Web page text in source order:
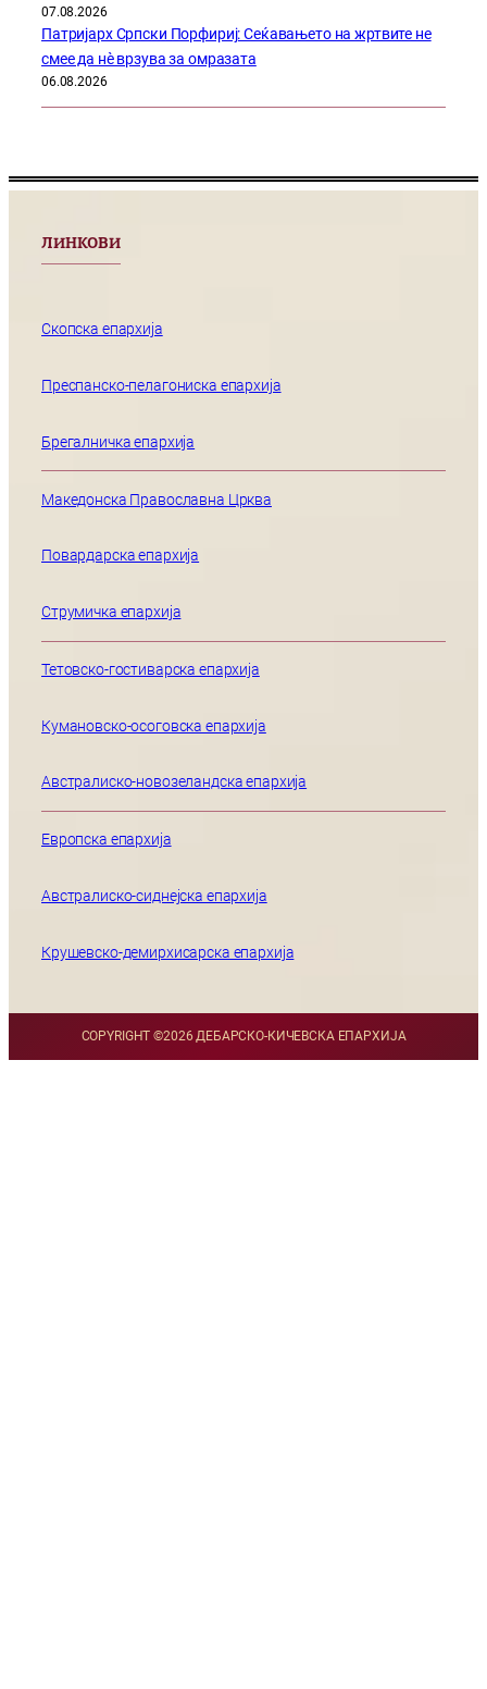
07.08.2026
Патријарх Српски Порфириј: Сеќавањето на жртвите не
смее да нѐ врзува за омразата
06.08.2026
ЛИНКОВИ
Скопска епархија
Преспанско-пелагониска епархија
Брегалничка епархија
Македонска Православна Црква
Повардарска епархија
Струмичка епархија
Тетовско-гостиварска епархија
Кумановско-осоговска епархија
Австралиско-новозеландска епархија
Европска епархија
Австралиско-сиднејска епархија
Крушевско-демирхисарска епархија
COPYRIGHT ©2026 ДЕБАРСКО-КИЧЕВСКА ЕПАРХИЈА